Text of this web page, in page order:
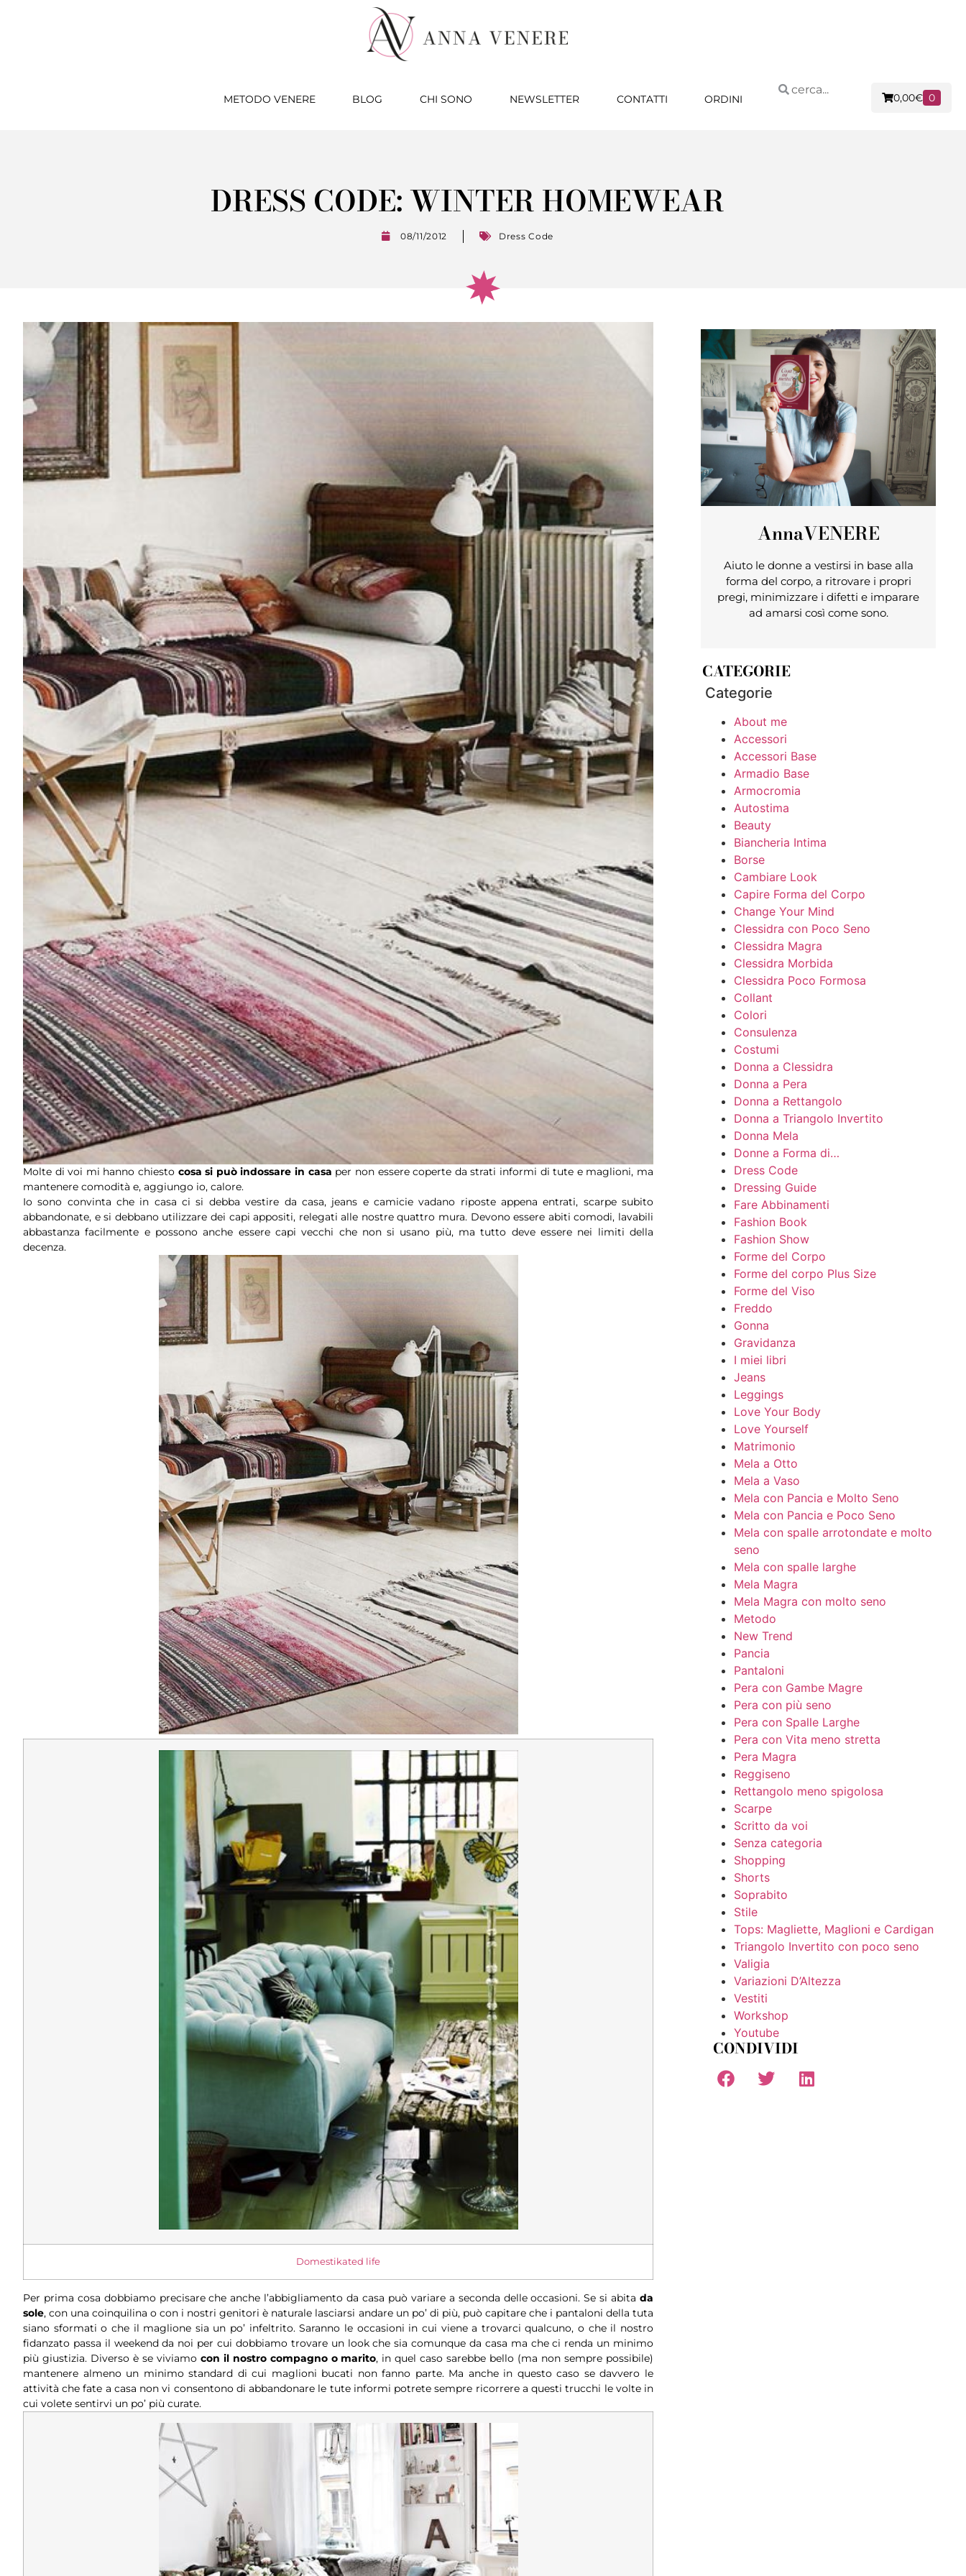
METODO VENERE BLOG CHI SONO NEWSLETTER CONTATTI ORDINI 0,00€ 0
DRESS CODE: WINTER HOMEWEAR
08/11/2012 Dress Code
Molte di voi mi hanno chiesto cosa si può indossare in casa per non essere coperte da strati informi di tute e maglioni, ma
mantenere comodità e, aggiungo io, calore.
Io sono convinta che in casa ci si debba vestire da casa, jeans e camicie vadano riposte appena entrati, scarpe subito
abbandonate, e si debbano utilizzare dei capi appositi, relegati alle nostre quattro mura. Devono essere abiti comodi, lavabili
abbastanza facilmente e possono anche essere capi vecchi che non si usano più, ma tutto deve essere nei limiti della
decenza.
Domestikated life
Per prima cosa dobbiamo precisare che anche l’abbigliamento da casa può variare a seconda delle occasioni. Se si abita da
sole, con una coinquilina o con i nostri genitori è naturale lasciarsi andare un po’ di più, può capitare che i pantaloni della tuta
siano sformati o che il maglione sia un po’ infeltrito. Saranno le occasioni in cui viene a trovarci qualcuno, o che il nostro
fidanzato passa il weekend da noi per cui dobbiamo trovare un look che sia comunque da casa ma che ci renda un minimo
più giustizia. Diverso è se viviamo con il nostro compagno o marito, in quel caso sarebbe bello (ma non sempre possibile)
mantenere almeno un minimo standard di cui maglioni bucati non fanno parte. Ma anche in questo caso se davvero le
attività che fate a casa non vi consentono di abbandonare le tute informi potrete sempre ricorrere a questi trucchi le volte in
cui volete sentirvi un po’ più curate.
AnnaVENERE
Aiuto le donne a vestirsi in base alla
forma del corpo, a ritrovare i propri
pregi, minimizzare i difetti e imparare
ad amarsi così come sono.
CATEGORIE
Categorie
About me
Accessori
Accessori Base
Armadio Base
Armocromia
Autostima
Beauty
Biancheria Intima
Borse
Cambiare Look
Capire Forma del Corpo
Change Your Mind
Clessidra con Poco Seno
Clessidra Magra
Clessidra Morbida
Clessidra Poco Formosa
Collant
Colori
Consulenza
Costumi
Donna a Clessidra
Donna a Pera
Donna a Rettangolo
Donna a Triangolo Invertito
Donna Mela
Donne a Forma di…
Dress Code
Dressing Guide
Fare Abbinamenti
Fashion Book
Fashion Show
Forme del Corpo
Forme del corpo Plus Size
Forme del Viso
Freddo
Gonna
Gravidanza
I miei libri
Jeans
Leggings
Love Your Body
Love Yourself
Matrimonio
Mela a Otto
Mela a Vaso
Mela con Pancia e Molto Seno
Mela con Pancia e Poco Seno
Mela con spalle arrotondate e molto
seno
Mela con spalle larghe
Mela Magra
Mela Magra con molto seno
Metodo
New Trend
Pancia
Pantaloni
Pera con Gambe Magre
Pera con più seno
Pera con Spalle Larghe
Pera con Vita meno stretta
Pera Magra
Reggiseno
Rettangolo meno spigolosa
Scarpe
Scritto da voi
Senza categoria
Shopping
Shorts
Soprabito
Stile
Tops: Magliette, Maglioni e Cardigan
Triangolo Invertito con poco seno
Valigia
Variazioni D’Altezza
Vestiti
Workshop
Youtube
CONDIVIDI